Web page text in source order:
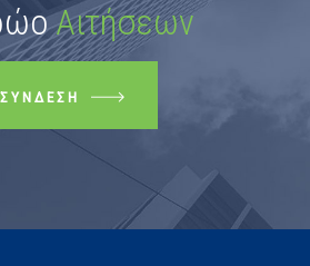
Αιτήσεων
ΣΎΝΔΕΣΗ